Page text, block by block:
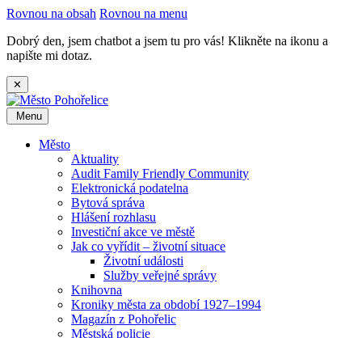
Rovnou na obsah Rovnou na menu
Dobrý den, jsem chatbot a jsem tu pro vás! Klikněte na ikonu a
napište mi dotaz.
✕
Menu
Město
Aktuality
Audit Family Friendly Community
Elektronická podatelna
Bytová správa
Hlášení rozhlasu
Investiční akce ve městě
Jak co vyřídit – životní situace
Životní události
Služby veřejné správy
Knihovna
Kroniky města za období 1927–1994
Magazín z Pohořelic
Městská policie